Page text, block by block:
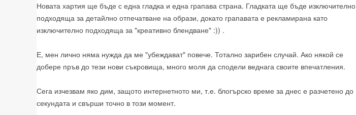
Новата хартия ще бъде с една гладка и една грапава страна. Гладката ще бъде изключително
подходяща за детайлно отпечатване на образи, докато грапавата е рекламирана като
изключително подходяща за "креативно блендване" :)) .
Е, мен лично няма нужда да ме "убеждават" повече. Тотално зарибен случай. Ако някой се
добере пръв до тези нови съкровища, много моля да сподели веднага своите впечатления.
Сега изчезвам яко дим, защото интернетното ми, т.е. блогърско време за днес е разчетено до
секундата и свърши точно в този момент.